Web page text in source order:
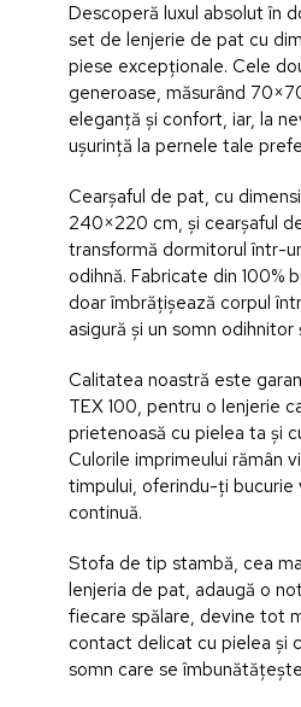
Descoperă luxul absolut în
set de lenjerie de pat cu
piese excepționale. Cele
generoase, măsurând
eleganță și confort, iar, la
ușurință la pernele tale
Cearșaful de pat, cu
240×220 cm, și cearșaful
transformă dormitorul într-
odihnă. Fabricate din 100%
doar îmbrățișează corpul
asigură și un somn odihnitor
Calitatea noastră este
TEX 100, pentru o lenjerie
prietenoasă cu pielea ta și
Culorile imprimeului rămân
timpului, oferindu-ți bucurie
continuă.
Stofa de tip stambă, cea
lenjeria de pat, adaugă o
fiecare spălare, devine tot
contact delicat cu pielea și
somn care se